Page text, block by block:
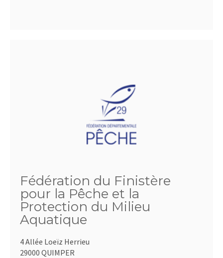
Fédération du Finistère
pour la Pêche et la
Protection du Milieu
Aquatique
4 Allée Loeïz Herrieu
29000 QUIMPER